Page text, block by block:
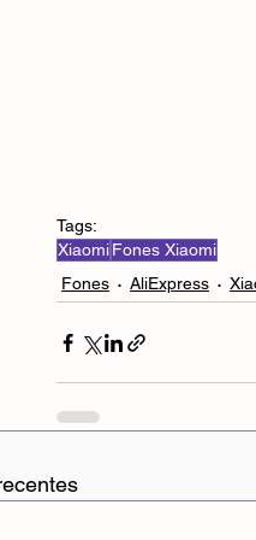
Tags:
XiaomiFones Xiaomi
Fones
AliExpress